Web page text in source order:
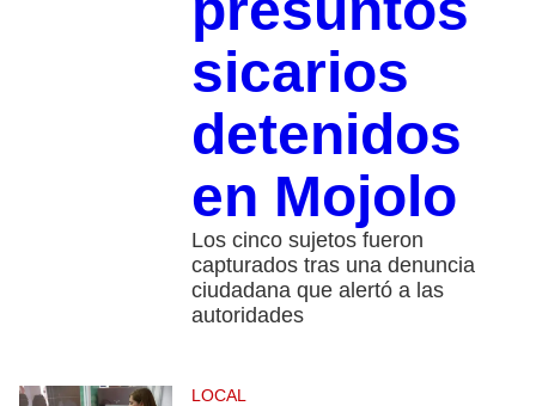
sicarios
detenidos
en Mojolo
Los cinco sujetos fueron
capturados tras una denuncia
ciudadana que alertó a las
autoridades
LOCAL